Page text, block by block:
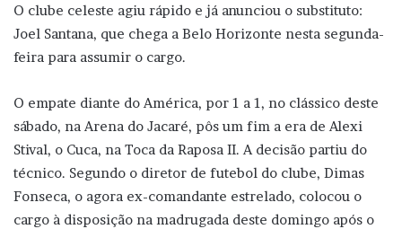
O clube celeste agiu rápido e já anunciou o substituto:
Joel Santana, que chega a Belo Horizonte nesta segunda-
feira para assumir o cargo.
O empate diante do América, por 1 a 1, no clássico deste
sábado, na Arena do Jacaré, pôs um fim a era de Alexi
Stival, o Cuca, na Toca da Raposa II. A decisão partiu do
técnico. Segundo o diretor de futebol do clube, Dimas
Fonseca, o agora ex-comandante estrelado, colocou o
cargo à disposição na madrugada deste domingo após o